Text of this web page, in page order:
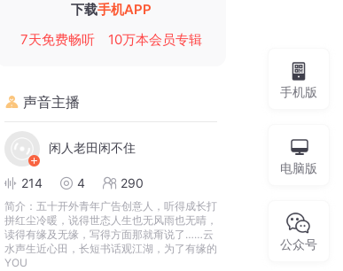
下载手机APP
7天免费畅听
10万本会员专辑
声音主播
闲人老田闲不住
214 4 290
简介： 五十开外青年广告创意人，听得成长打
拼红尘冷暖，说得世态人生也无风雨也无晴，
读得有缘及无缘，写得方面那就甭说了……云
水声生近心田，长短书话观江湖，为了有缘的
YOU
手机版
电脑版
公众号